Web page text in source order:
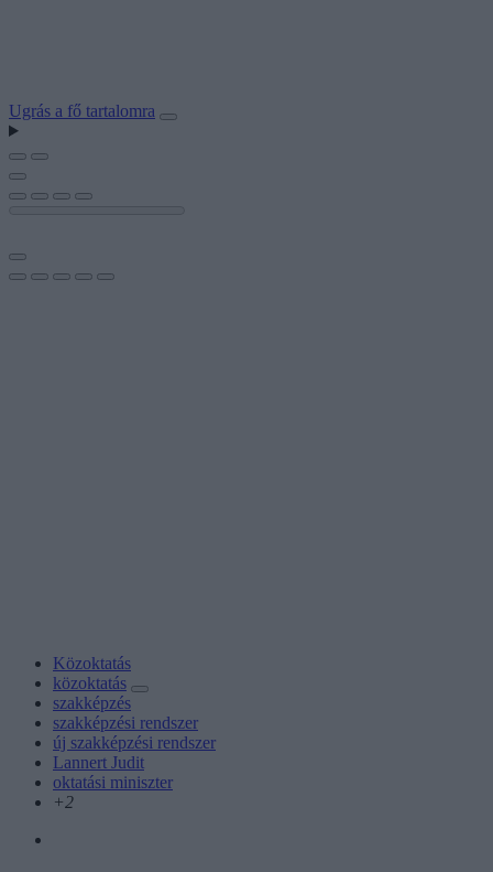
Ugrás a fő tartalomra
Közoktatás
közoktatás
szakképzés
szakképzési rendszer
új szakképzési rendszer
Lannert Judit
oktatási miniszter
+2